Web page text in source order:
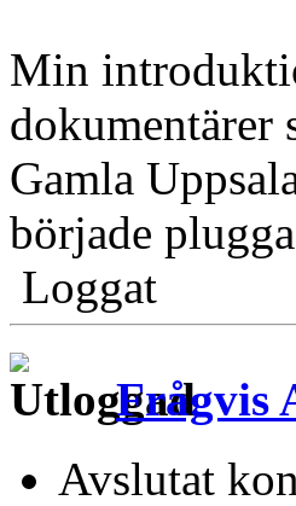
Min
dokumentärer
Gamla
började
Loggat
Frågvis
Avslutat